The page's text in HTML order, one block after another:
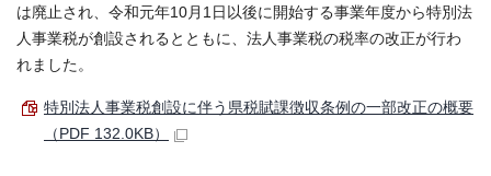
は廃止され、令和元年10月1日以後に開始する事業年度から特別法
人事業税が創設されるとともに、法人事業税の税率の改正が行わ
れました。
特別法人事業税創設に伴う県税賦課徴収条例の一部改正の概要
（PDF 132.0KB）